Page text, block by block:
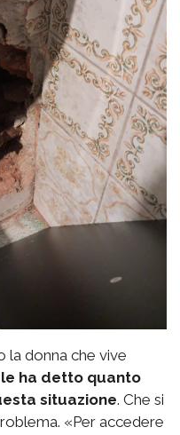
la donna che vive
le ha detto quanto
situazione. Che si
«Per accedere